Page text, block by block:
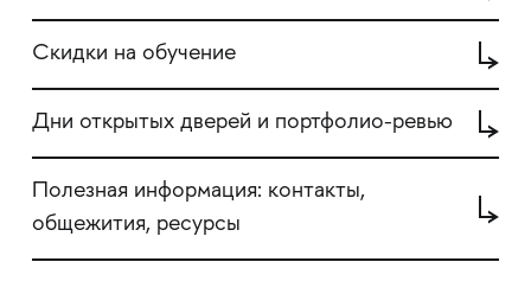
Cкидки на обучение
Дни открытых дверей и портфолио-ревью
Полезная информация: контакты,
общежития, ресурсы